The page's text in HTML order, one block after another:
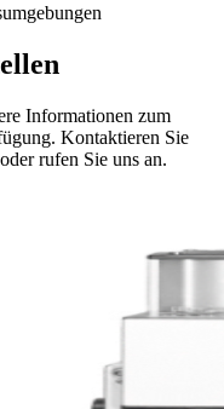
Informationen zum
Kontaktieren Sie
rufen Sie uns an.